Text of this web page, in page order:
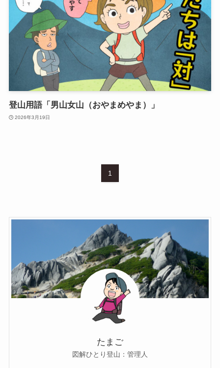
登山用語「男山女山（おやまめやま）」
2026年3月19日
1
たまご
図解ひとり登山：管理人